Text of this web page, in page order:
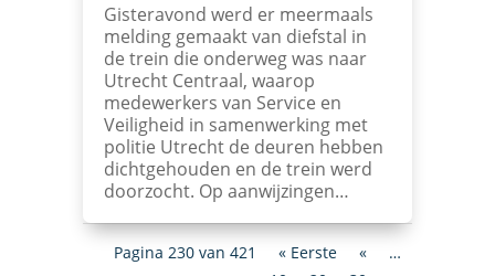
Gisteravond werd er meermaals
melding gemaakt van diefstal in
de trein die onderweg was naar
Utrecht Centraal, waarop
medewerkers van Service en
Veiligheid in samenwerking met
politie Utrecht de deuren hebben
dichtgehouden en de trein werd
doorzocht. Op aanwijzingen…
Pagina 230 van 421 « Eerste «
…